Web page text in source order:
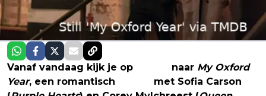
Vanaf vandaag kijk je op naar My Oxford
Year, een romantisch
met Sofia Carson